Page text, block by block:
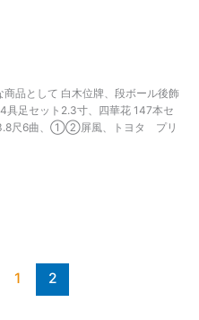
品として 白木位牌、段ボール後飾
具足セット2.3寸、四華花 147本セ
3.8尺6曲、①②屏風、トヨタ プリ
1 2